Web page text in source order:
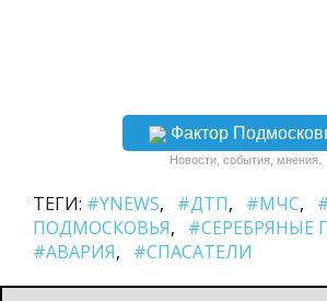
Фактор
Новости, события, мнения.
ТЕГИ: #YNEWS #ДТП #МЧС
ПОДМОСКОВЬЯ
#СЕРЕБРЯНЫЕ
#АВАРИЯ
#СПАСАТЕЛИ